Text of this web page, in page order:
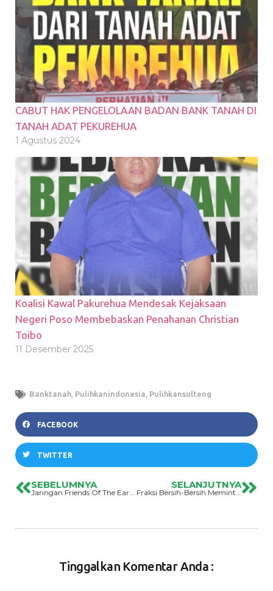
CABUT HAK PENGELOLAAN BADAN BANK TANAH DI
TANAH ADAT PEKUREHUA
1 Agustus 2024
Koalisi Kawal Pakurehua Mendesak Kejaksaan
Negeri Poso Membebaskan Penahanan Christian
Toibo
11 Desember 2025
Banktanah, Pulihkanindonesia, Pulihkansulteng
FACEBOOK
TWITTER
SEBELUMNYA
Jaringan Friends Of The Earth Menolak Investigasi Bermasalah Atas Pelanggaran Lingkungan Dan HAM Oleh Perusahaan Sawit Indonesia Astra Agro Lestari
SELANJUTNYA
Fraksi Bersih-Bersih Meminta Pemda Sulteng Serius Menangani Krisis Iklim
Tinggalkan Komentar Anda :